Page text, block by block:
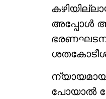
അപ്പോള്‍
ന്യായമായ
പോയാല്‍